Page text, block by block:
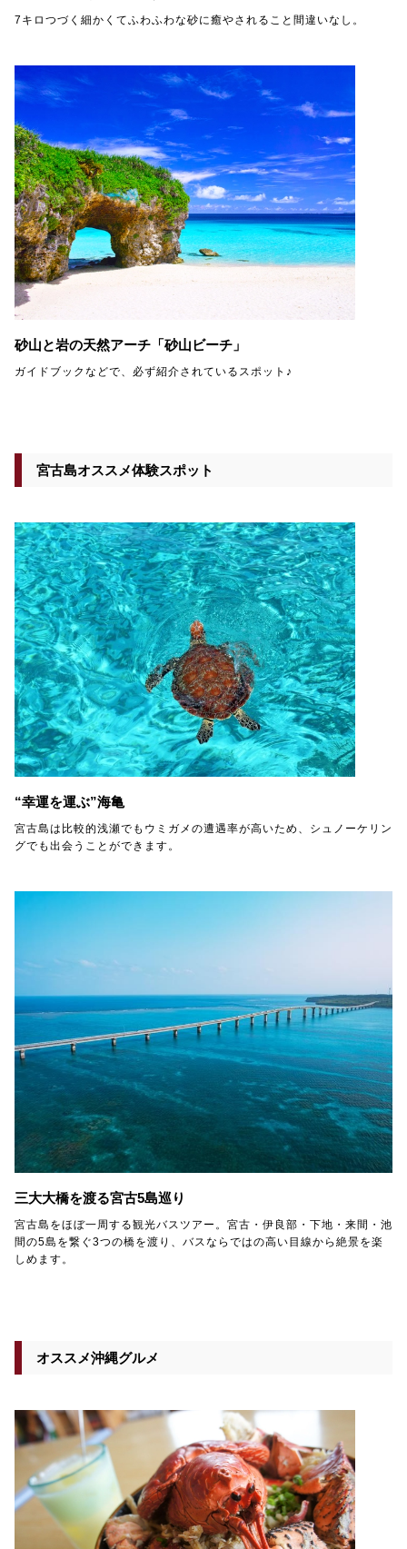
7キロつづく細かくてふわふわな砂に癒やされること間違いなし。
砂山と岩の天然アーチ「砂山ビーチ」
ガイドブックなどで、必ず紹介されているスポット♪
宮古島オススメ体験スポット
“幸運を運ぶ”海亀
宮古島は比較的浅瀬でもウミガメの遭遇率が高いため、シュノーケリン
グでも出会うことができます。
三大大橋を渡る宮古5島巡り
宮古島をほぼ一周する観光バスツアー。宮古・伊良部・下地・来間・池
間の5島を繋ぐ3つの橋を渡り、バスならではの高い目線から絶景を楽
しめます。
オススメ沖縄グルメ